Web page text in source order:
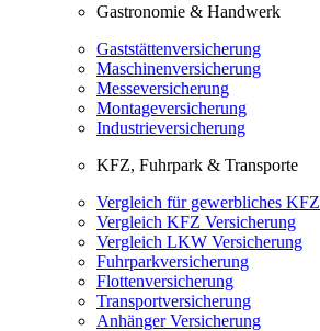
Gastronomie & Handwerk
Gaststättenversicherung
Maschinenversicherung
Messeversicherung
Montageversicherung
Industrieversicherung
KFZ, Fuhrpark & Transporte
Vergleich für gewerbliches KFZ
Vergleich KFZ Versicherung
Vergleich LKW Versicherung
Fuhrparkversicherung
Flottenversicherung
Transportversicherung
Anhänger Versicherung